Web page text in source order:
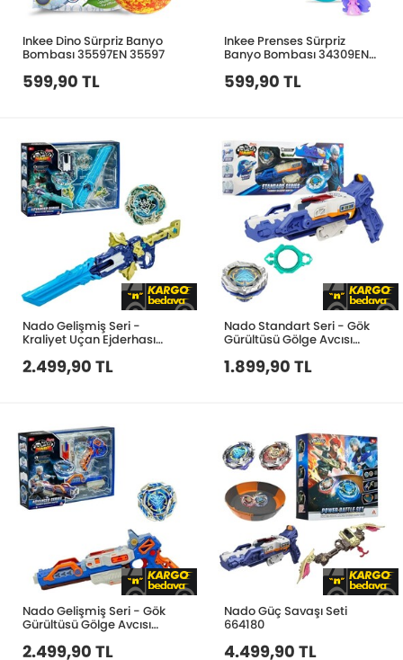
Inkee Dino Sürpriz Banyo
Bombası 35597EN 35597
599,90 TL
Inkee Prenses Sürpriz
Banyo Bombası 34309EN
599,90 TL
Nado Gelişmiş Seri -
Kraliyet Uçan Ejderhası
664122
2.499,90 TL
Nado Standart Seri - Gök
Gürültüsü Gölge Avcısı
1.899,90 TL
Nado Gelişmiş Seri - Gök
Gürültüsü Gölge Avcısı
2.499,90 TL
Nado Güç Savaşı Seti
664180
4.499,90 TL